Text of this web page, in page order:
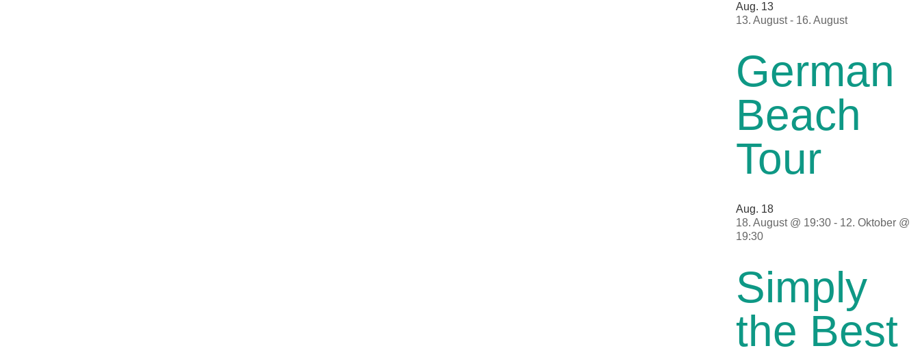
Aug. 13
13. August- 16. August
German
Beach
Tour
Aug. 18
18. August @ 19:30 - 12. Oktober @
19:30
Simply
the Best